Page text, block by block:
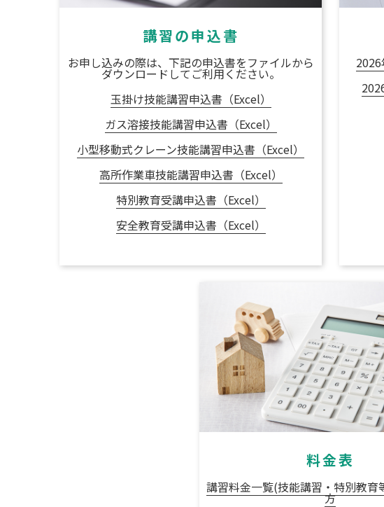
講習の申込書
お申し込みの際は、下記の申込書をファイルから
ダウンロードしてご利用ください。
玉掛け技能講習申込書（Excel）
ガス溶接技能講習申込書（Excel）
小型移動式クレーン技能講習申込書（Excel）
高所作業車技能講習申込書（Excel）
特別教育受講申込書（Excel）
安全教育受講申込書（Excel）
2026
料金表
講習料金一覧(技能講習・特別教育
方